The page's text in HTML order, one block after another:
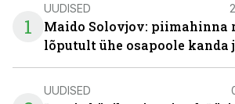
1
UUDISED
Maido Solovjov: piimahinna
lõputult ühe osapoole kanda
UUDISED